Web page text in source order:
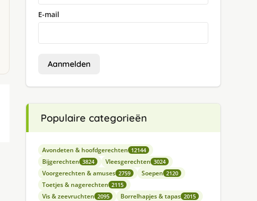
E-mail
Aanmelden
Populaire categorieën
Avondeten & hoofdgerechten 12144
Bijgerechten 3824 Vleesgerechten 3024
Voorgerechten & amuses 2759 Soepen 2120
Toetjes & nagerechten 2115
Vis & zeevruchten 2095 Borrelhapjes & tapas 2015